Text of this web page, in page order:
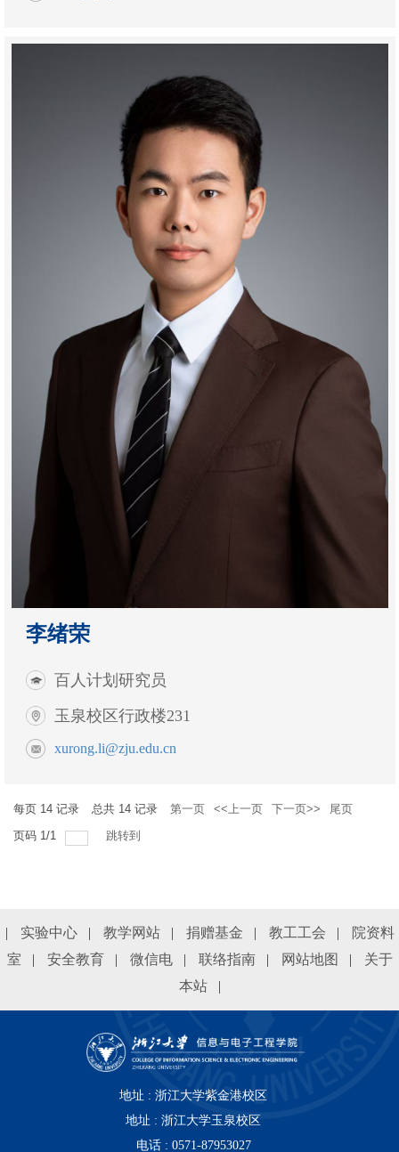
李绪荣
百人计划研究员
玉泉校区行政楼231
xurong.li@zju.edu.cn
每页 14记录 总共 14记录 第一页 <<上一页 下一页>>
尾页
页码 1/1 跳转到
| 实验中心 | 教学网站 | 捐赠基金 | 教工工会 |
院资料
室
| 安全教育 | 微信电 | 联络指南 | 网站地图 |
关于
本站
|
地址 : 浙江大学紫金港校区
地址 :浙江大学玉泉校区
电话 : 0571-87953027